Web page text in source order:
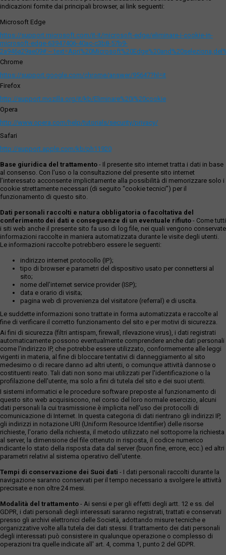
indicazioni fornite dai principali browser, ai link seguenti:
Microsoft Edge
https://support.microsoft.com/it-it/microsoft-edge/eliminare-i-cookie-in-
microsoft-edge-63947406-40ac-c3b8-57b9-
Chrome
https://support.google.com/chrome/answer/95647?hl=it
Firefox
http://support.mozilla.org/it/kb/Eliminare%20i%20cookie
Opera
http://www.opera.com/help/tutorials/security/privacy/
Safari
http://support.apple.com/kb/ph11920
Base giuridica del trattamento - Il presente sito internet tratta i dati in base
al consenso. Con l'uso o la consultazione del presente sito internet
l’interessato acconsente implicitamente alla possibilità di memorizzare solo i
cookie strettamente necessari (di seguito “cookie tecnici”) per il
funzionamento di questo sito.
Dati personali raccolti e natura obbligatoria o facoltativa del
conferimento dei dati e conseguenze di un eventuale rifiuto - Come tutti
i siti web anche il presente sito fa uso di log file, nei quali vengono conservate
informazioni raccolte in maniera automatizzata durante le visite degli utenti.
Le informazioni raccolte potrebbero essere le seguenti:
indirizzo internet protocollo (IP);
tipo di browser e parametri del dispositivo usato per connettersi al
sito;
nome dell'internet service provider (ISP);
data e orario di visita;
pagina web di provenienza del visitatore (referral) e di uscita.
Le suddette informazioni sono trattate in forma automatizzata e raccolte al
fine di verificare il corretto funzionamento del sito e per motivi di sicurezza.
Ai fini di sicurezza (filtri antispam, firewall, rilevazione virus), i dati registrati
automaticamente possono eventualmente comprendere anche dati personali
come l'indirizzo IP, che potrebbe essere utilizzato, conformemente alle leggi
vigenti in materia, al fine di bloccare tentativi di danneggiamento al sito
medesimo o di recare danno ad altri utenti, o comunque attività dannose o
costituenti reato. Tali dati non sono mai utilizzati per l'identificazione o la
profilazione dell'utente, ma solo a fini di tutela del sito e dei suoi utenti.
I sistemi informatici e le procedure software preposte al funzionamento di
questo sito web acquisiscono, nel corso del loro normale esercizio, alcuni
dati personali la cui trasmissione è implicita nell'uso dei protocolli di
comunicazione di Internet. In questa categoria di dati rientrano gli indirizzi IP,
gli indirizzi in notazione URI (Uniform Resource Identifier) delle risorse
richieste, l'orario della richiesta, il metodo utilizzato nel sottoporre la richiesta
al server, la dimensione del file ottenuto in risposta, il codice numerico
ndicante lo stato della risposta data dal server (buon fine, errore, ecc.) ed altri
parametri relativi al sistema operativo dell'utente.
Tempi di conservazione dei Suoi dati - I dati personali raccolti durante la
navigazione saranno conservati per il tempo necessario a svolgere le attività
precisate e non oltre 24 mesi.
Modalità del trattamento - Ai sensi e per gli effetti degli artt. 12 e ss. del
GDPR, i dati personali degli interessati saranno registrati, trattati e conservati
presso gli archivi elettronici delle Società, adottando misure tecniche e
organizzative volte alla tutela dei dati stessi. Il trattamento dei dati personali
degli interessati può consistere in qualunque operazione o complesso di
operazioni tra quelle indicate all' art. 4, comma 1, punto 2 del GDPR.